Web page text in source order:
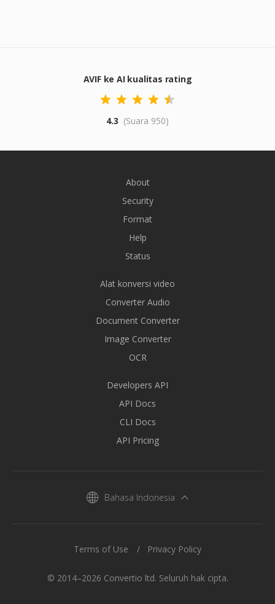
AVIF ke AI kualitas rating
4.3 (Suara 950)
About
Security
Format
Help
Status
Alat konversi video
Converter Audio
Document Converter
Image Converter
OCR
Developers API
API Docs
CLI Docs
API Pricing
Bahasa Indonesia
© 2014–2026 Convertio ltd. Seluruh hak cipta.
Terms of Use Privacy Policy